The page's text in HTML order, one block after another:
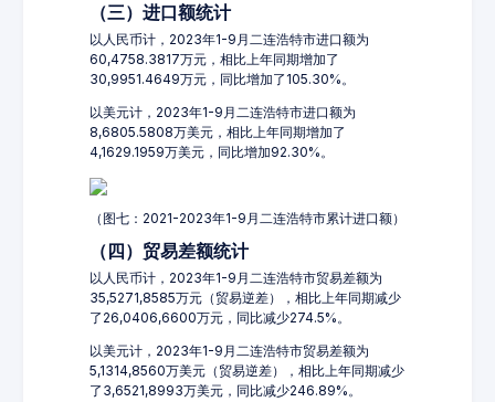
（三）进口额统计
以人民币计，2023年1-9月二连浩特市进口额为
60,4758.3817万元，相比上年同期增加了
30,9951.4649万元，同比增加了105.30%。
以美元计，2023年1-9月二连浩特市进口额为
8,6805.5808万美元，相比上年同期增加了
4,1629.1959万美元，同比增加92.30%。
（图七：2021-2023年1-9月二连浩特市累计进口额）
（四）贸易差额统计
以人民币计，2023年1-9月二连浩特市贸易差额为
35,5271,8585万元（贸易逆差），相比上年同期减少
了26,0406,6600万元，同比减少274.5%。
以美元计，2023年1-9月二连浩特市贸易差额为
5,1314,8560万美元（贸易逆差），相比上年同期减少
了3,6521,8993万美元，同比减少246.89%。